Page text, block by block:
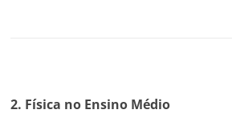
2. Física no Ensino Médio